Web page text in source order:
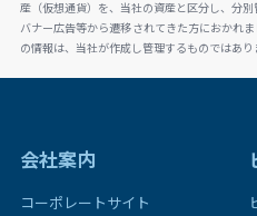
産（仮想通貨）を、当社の資産と区分し、分別
バナー広告等から遷移されてきた方におかれ
の情報は、当社が作成し管理するものではあり
会社案内
コーポレートサイト